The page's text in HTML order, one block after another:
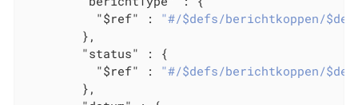
"$ref"
: "#/$defs/berichtkoppen/
        },
"status"
: {
"$ref"
: "#/$defs/berichtkoppen/
        },